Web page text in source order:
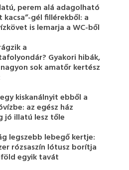
perem alá adagolható
gél fillérekből: a
is lemarja a WC-ből
a
Gyakori hibák,
sok amatőr kertész
kiskanálnyit ebből a
az egész ház
jó illatú lesz tőle
legszebb lebegő kertje:
rózsaszín lótusz borítja
egyik tavát